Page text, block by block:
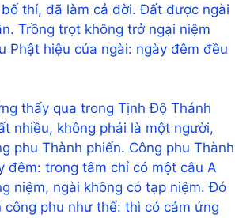
thí, đã làm cả đời. Đất được ngài
Trồng trọt không trở ngại niệm
Phật hiệu của ngài: ngày đêm đều
thấy qua trong Tịnh Độ Thánh
nhiều, không phải là một người,
phu Thành phiến. Công phu Thành
đêm: trong tâm chỉ có một câu A
niệm, ngài không có tạp niệm. Đó
phu như thế: thì có cảm ứng